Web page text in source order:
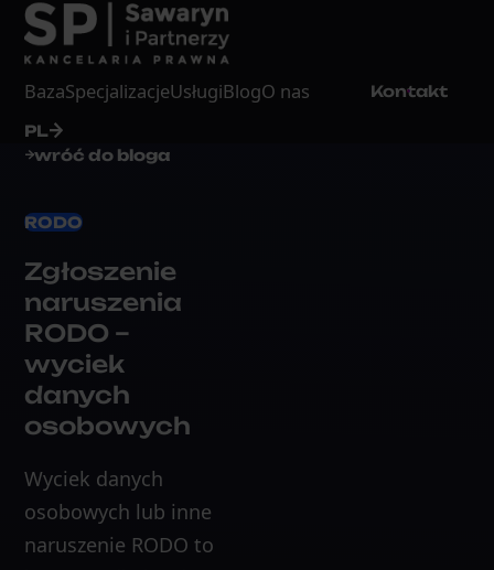
BazaSpecjalizacjeUsługiBlogO nas Kontakt
PL
wróć do bloga
RODO
Zgłoszenie
naruszenia
RODO –
wyciek
danych
osobowych
Wyciek danych
osobowych lub inne
naruszenie RODO to